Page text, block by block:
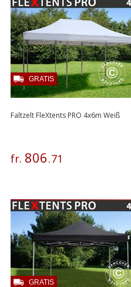
Faltzelt FleXtents PRO 4x6m Weiß
fr. 806.71
GRATIS
GRATIS